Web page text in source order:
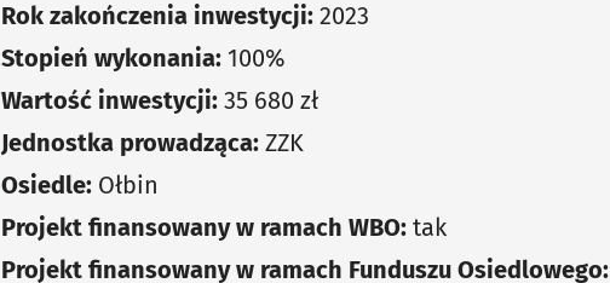
Rok zakończenia inwestycji: 2023
Stopień wykonania: 100%
Wartość inwestycji: 35 680 zł
Jednostka prowadząca: ZZK
Osiedle: Ołbin
Projekt finansowany w ramach WBO: tak
Projekt finansowany w ramach Funduszu Osiedlowego: